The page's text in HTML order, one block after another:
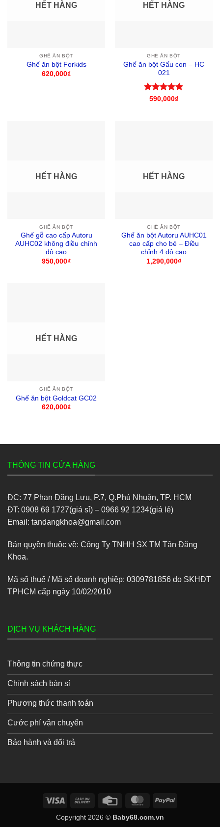
HẾT HÀNG
GHẾ ĂN BỘT
Ghế ăn bột Forkids
620,000₫
HẾT HÀNG
GHẾ ĂN BỘT
Ghế ăn bột Gấu con – HC
021
Được xếp
590,000₫
HẾT HÀNG
GHẾ ĂN BỘT
Ghế gỗ cao cấp Autoru
AUHC02 không điều chỉnh
độ cao
950,000₫
HẾT HÀNG
GHẾ ĂN BỘT
Ghế ăn bột Autoru AUHC01
cao cấp cho bé – Điều
chỉnh 4 độ cao
1,290,000₫
HẾT HÀNG
GHẾ ĂN BỘT
Ghế ăn bột Goldcat GC02
620,000₫
THÔNG TIN CỬA HÀNG
ĐC: 77 Phan Đăng Lưu, P.7, Q.Phú Nhuận, TP. HCM
ĐT: 0908 69 1727(giá sỉ) – 0966 92 1234(giá lẻ)
Email: tandangkhoa@gmail.com
Bản quyền thuộc về: Công Ty TNHH SX TM Tân Đăng
Khoa.
Mã số thuế / Mã số doanh nghiệp: 0309781856 do SKHĐT
TPHCM cấp ngày 10/02/2010
DỊCH VỤ KHÁCH HÀNG
Thông tin chứng thực
Chính sách bán sỉ
Phương thức thanh toán
Cước phí vận chuyển
Bảo hành và đổi trả
Visa
Cash
Credit
MasterCard
Copyright 2026 © Baby68.com.vn